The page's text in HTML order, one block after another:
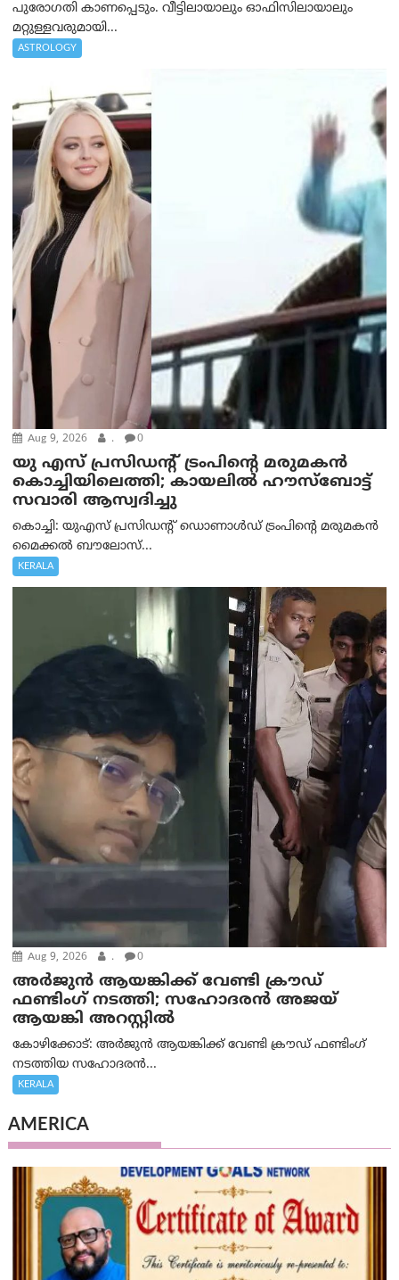
പുരോഗതി കാണപ്പെടും. വീട്ടിലായാലും ഓഫിസിലായാലും
മറ്റുള്ളവരുമായി...
ASTROLOGY
Aug 9, 2026 . 0
യു എസ് പ്രസിഡന്റ് ട്രംപിന്റെ മരുമകൻ
കൊച്ചിയിലെത്തി; കായലിൽ ഹൗസ്ബോട്ട്
സവാരി ആസ്വദിച്ചു
കൊച്ചി: യുഎസ് പ്രസിഡന്റ് ഡൊണാൾഡ് ട്രംപിന്റെ മരുമകൻ
മൈക്കൽ ബൗലോസ്...
KERALA
Aug 9, 2026 . 0
അർജുൻ ആയങ്കിക്ക് വേണ്ടി ക്രൗഡ്
ഫണ്ടിംഗ് നടത്തി; സഹോദരന്‍ അജയ്
ആയങ്കി അറസ്റ്റിൽ
കോഴിക്കോട്: അർജുൻ ആയങ്കിക്ക് വേണ്ടി ക്രൗഡ് ഫണ്ടിംഗ്
നടത്തിയ സഹോദരന്‍...
KERALA
AMERICA